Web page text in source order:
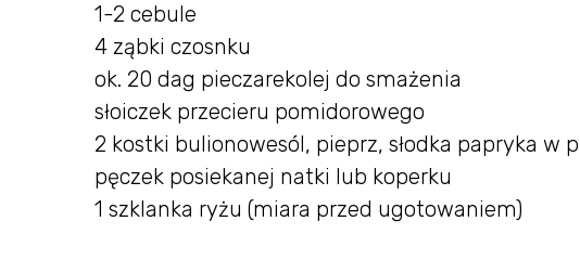
1-2 cebule
4 ząbki czosnku
ok. 20 dag pieczarekolej do smażenia
słoiczek przecieru pomidorowego
2 kostki bulionowesól, pieprz, słodka papryka w
pęczek posiekanej natki lub koperku
1 szklanka ryżu (miara przed ugotowaniem)